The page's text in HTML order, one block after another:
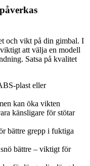
och vikt på din gimbal. I
att välja en modell
Satsa på kvalitet
plast eller
kan öka vikten
känsligare för stötar
bättre grepp i fuktiga
bättre – viktigt för